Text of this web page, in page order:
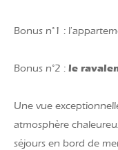
Bonus n°1 :
Bonus n°2 : le
Une vue
atmosphère
séjours en bord de